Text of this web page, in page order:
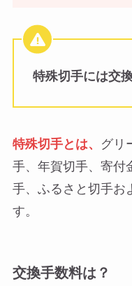
特殊切手には交
特殊切手とは、
グリ
手、年賀切手、寄付
手、ふるさと切手お
す。
交換手数料は？